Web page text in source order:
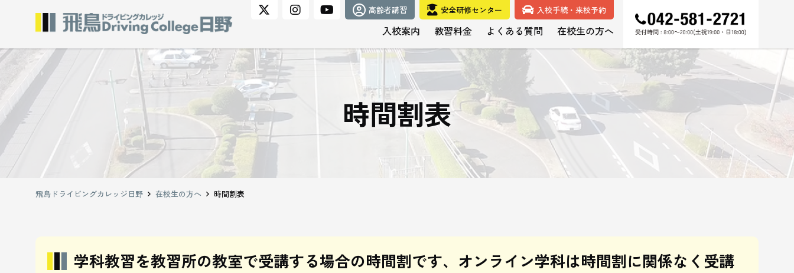
高齢者講習 安全研修センター 入校手続・来校予約
入校案内 教習料金 よくある質問 在校生の方へ
時間割表
飛鳥ドライビングカレッジ日野 在校生の方へ 時間割表
学科教習を教習所の教室で受講する場合の時間割です、オンライン学科は時間割に関係なく受講